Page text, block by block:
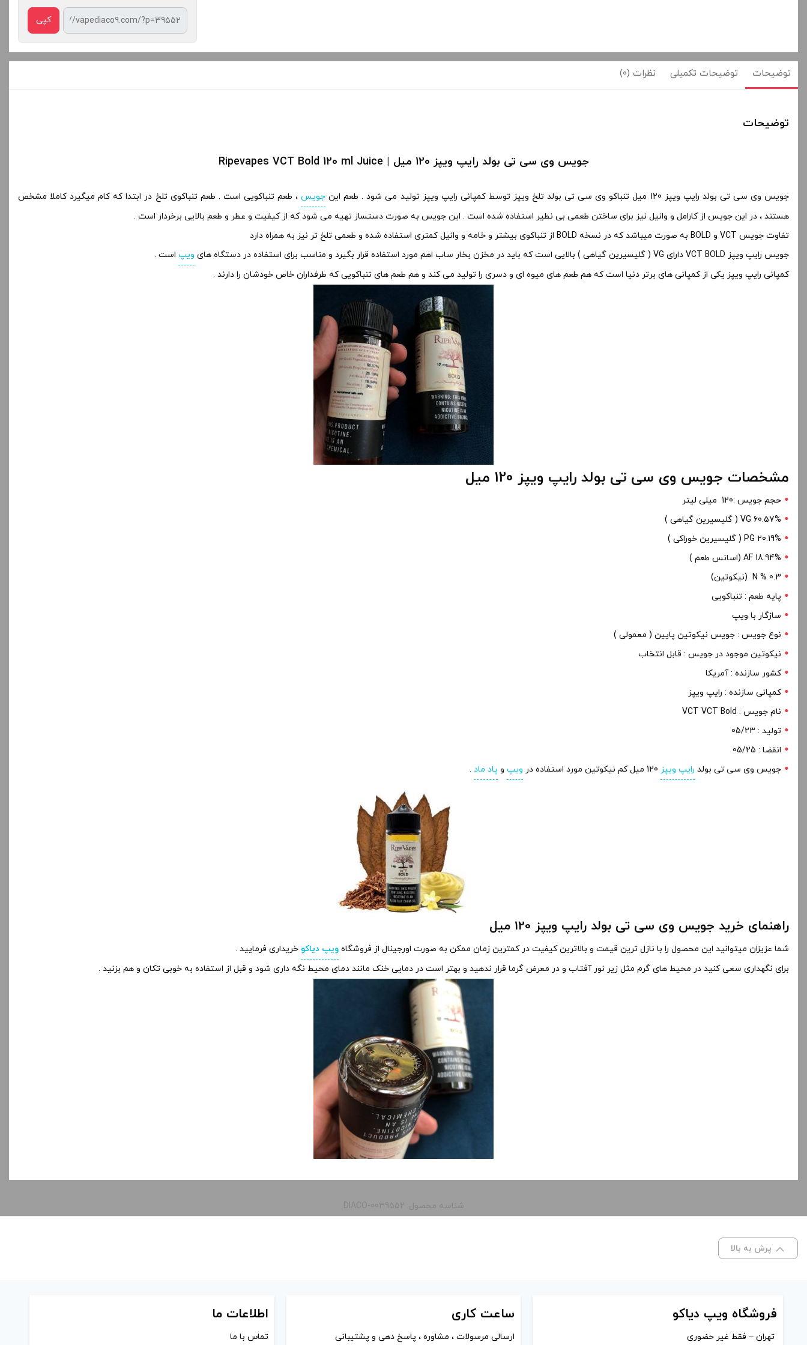
کپی
توضیحات توضیحات تکمیلی نظرات (0)
توضیحات
جویس وی سی تی بولد رایپ ویپز 120 میل | Ripevapes VCT Bold 120 ml Juice
جویس وی سی تی بولد رایپ ویپز 120 میل تنباکو وی سی تی بولد تلخ ویپز توسط کمپانی رایپ ویپز تولید می شود . طعم این جویس، طعم تنباکویی است . طعم تنباکوی تلخ در ابتدا که کام میگیرد کاملا مشخص
هستند ، در این جویس از کارامل و وانیل نیز برای ساختن طعمی بی نطیر استفاده شده است . این جویس به صورت دستساز تهیه می شود که از کیفیت و عطر و طعم بالایی برخردار است .
تفاوت جویس VCT و BOLD به صورت میباشد که در نسخه BOLD از تنباکوی بیشتر و خامه و وانیل کمتری استفاده شده و طعمی تلخ تر نیز به همراه دارد
جویس رایپ ویپز VCT BOLD دارای VG ( گلیسیرین گیاهی ) بالایی است که باید در مخزن بخار ساب اهم مورد استفاده قرار بگیرد و مناسب برای استفاده در دستگاه های
ویپ است .
کمپانی رایپ ویپز یکی از کمپانی های برتر دنیا است که هم طعم های میوه ای و دسری را تولید می کند و هم طعم های تنباکویی که طرفداران خاص خودشان را دارند .
مشخصات جویس وی سی تی بولد رایپ ویپز 120 میل
حجم جویس :120 میلی لیتر
60.57% VG ( گلیسیرین گیاهی )
PG 20.19% ( گلیسیرین خوراکی )
18.94% AF (اسانس طعم )
0.3 % N (نیکوتین)
پایه طعم : تنباکویی
سازگار با ویپ
نوع جویس : جویس نیکوتین پایین ( معمولی )
نیکوتین موجود در جویس : قابل انتخاب
کشور سازنده : آمریکا
کمپانی سازنده : رایپ ویپز
نام جویس : VCT VCT Bold
تولید : 05/23
انقضا : 05/25
جویس وی سی تی بولد رایپ ویپز ویپ و پاد ماد .
راهنمای خرید جویس وی سی تی بولد رایپ ویپز 120 میل
شما عزیزان میتوانید این محصول را با نازل ترین قیمت و بالاترین کیفیت در کمترین زمان ممکن به صورت اورجینال از فروشگاه ویپ دیاکو خریداری فرمایید .
برای نگهداری سعی کنید در محیط های گرم مثل زیر نور آفتاب و در معرض گرما قرار ندهید و بهتر است در دمایی خنک مانند دمای محیط نگه داری شود و قبل از استفاده به خوبی تکان و هم بزنید .
شناسه محصول: DIACO-0039552
پرش به بالا
فروشگاه ویپ دیاکو
تهران – فقط غیر حضوری
ساعت کاری
ارسالی مرسولات ، مشاوره ، پاسخ دهی و پشتیبانی
اطلاعات ما
تماس با ما